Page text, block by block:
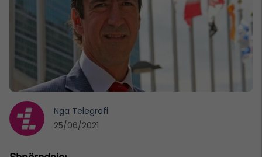
Nga Telegrafi
25/06/2021